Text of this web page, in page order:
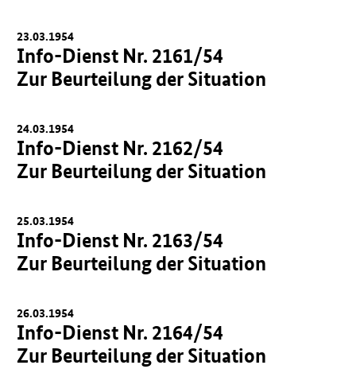
23.03.1954
Info-Dienst Nr. 2161/54
Zur Beurteilung der Situation
24.03.1954
Info-Dienst Nr. 2162/54
Zur Beurteilung der Situation
25.03.1954
Info-Dienst Nr. 2163/54
Zur Beurteilung der Situation
26.03.1954
Info-Dienst Nr. 2164/54
Zur Beurteilung der Situation